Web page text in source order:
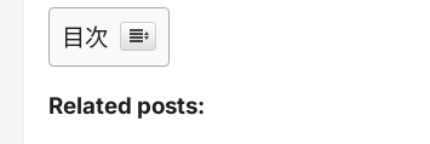
目次
Related posts: